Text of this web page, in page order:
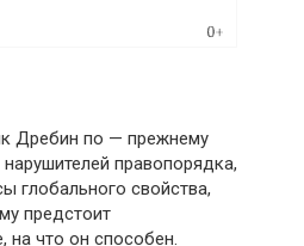
Дребин по — прежнему
правопорядка,
глобального свойства,
предстоит
на что он способен.